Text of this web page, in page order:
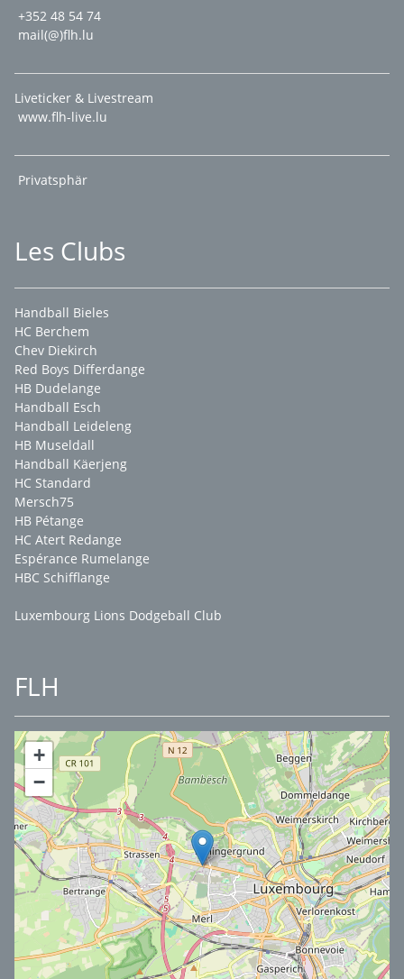
+352 48 54 74
mail(@)flh.lu
Liveticker & Livestream
www.flh-live.lu
Privatsphär
Les Clubs
Handball Bieles
HC Berchem
Chev Diekirch
Red Boys Differdange
HB Dudelange
Handball Esch
Handball Leideleng
HB Museldall
Handball Käerjeng
HC Standard
Mersch75
HB Pétange
HC Atert Redange
Espérance Rumelange
HBC Schifflange
Luxembourg Lions Dodgeball Club
FLH
+
−